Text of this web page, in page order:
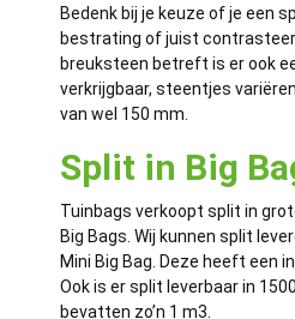
Bedenk bij je keuze of je een
bestrating of juist
breuksteen betreft is er ook
verkrijgbaar, steentjes
van wel 150 mm.
Split in Big
Tuinbags verkoopt split in
Big Bags. Wij kunnen split
Mini Big Bag. Deze heeft een
Ook is er split leverbaar in
bevatten zo’n 1 m3.